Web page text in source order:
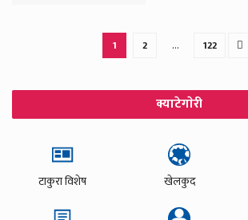
1 2 … 122
क्याटेगाेरी
टाकुरा विशेष खेलकुद